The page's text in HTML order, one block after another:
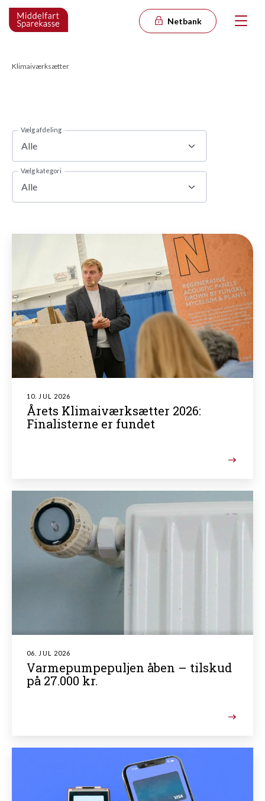
Netbank
Klimaiværksætter
Vælg afdeling
Alle
Vælg kategori
Alle
10. JUL 2026
Årets Klimaiværksætter 2026:
Finalisterne er fundet
06. JUL 2026
Varmepumpepuljen åben – tilskud
på 27.000 kr.